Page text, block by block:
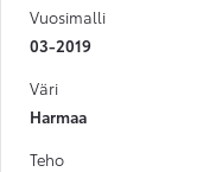
Vuosimalli
03-2019
Väri
Harmaa
Teho